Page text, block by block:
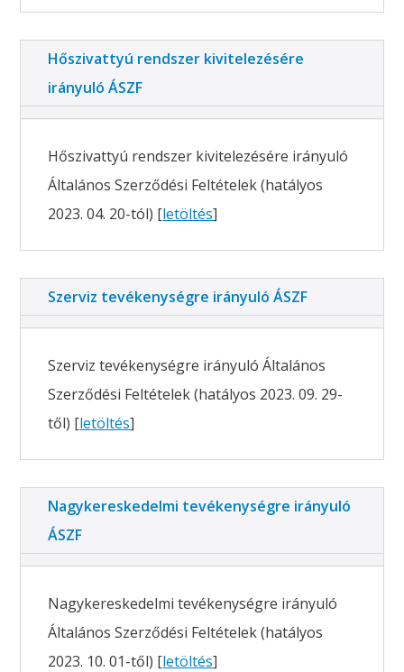
Hőszivattyú rendszer kivitelezésére
irányuló ÁSZF
Hőszivattyú rendszer kivitelezésére irányuló
Általános Szerződési Feltételek (hatályos
2023. 04. 20-tól) [letöltés]
Szerviz tevékenységre irányuló ÁSZF
Szerviz tevékenységre irányuló Általános
Szerződési Feltételek (hatályos 2023. 09. 29-
től) [letöltés]
Nagykereskedelmi tevékenységre irányuló
ÁSZF
Nagykereskedelmi tevékenységre irányuló
Általános Szerződési Feltételek (hatályos
2023. 10. 01-től) [letöltés]